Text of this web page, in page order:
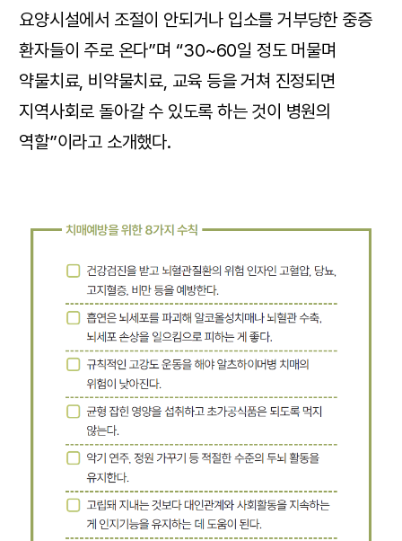
요양시설에서 조절이 안되거나 입소를 거부당한 중증
환자들이 주로 온다”며 “30~60일 정도 머물며
약물치료, 비약물치료, 교육 등을 거쳐 진정되면
지역사회로 돌아갈 수 있도록 하는 것이 병원의
역할”이라고 소개했다.